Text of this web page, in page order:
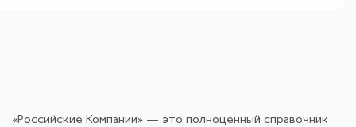
«Российские Компании» — это полноценный справочник